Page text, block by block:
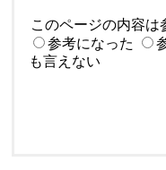
このページの内容は
参考になった
も言えない